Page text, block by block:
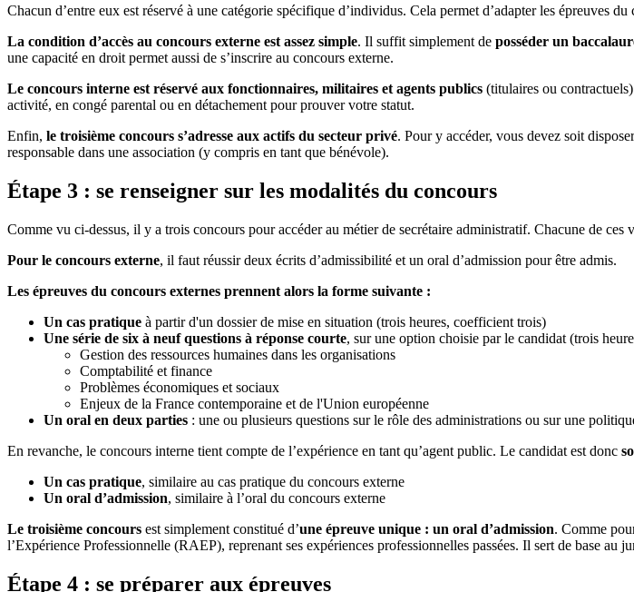
Chacun d’entre eux est réservé à une catégorie spécifique d’individus. Cela permet d’adapter les épreuves du
La condition d’accès au concours externe est assez simple. Il suffit simplement de posséder un
une capacité en droit permet aussi de s’inscrire au concours externe.
Le concours interne est réservé aux fonctionnaires, militaires et agents publics (titulaires ou
activité, en congé parental ou en détachement pour prouver votre statut.
Enfin, le troisième concours s’adresse aux actifs du secteur privé. Pour y accéder, vous devez soit
responsable dans une association (y compris en tant que bénévole).
Étape 3 : se renseigner sur les modalités du concours
Comme vu ci-dessus, il y a trois concours pour accéder au métier de secrétaire administratif. Chacune de ces
Pour le concours externe, il faut réussir deux écrits d’admissibilité et un oral d’admission pour être admis.
Les épreuves du concours externes prennent alors la forme suivante :
Un cas pratique à partir d'un dossier de mise en situation (trois heures, coefficient trois)
Une série de six à neuf questions à réponse courte, sur une option choisie par le candidat (trois
Gestion des ressources humaines dans les organisations
Comptabilité et finance
Problèmes économiques et sociaux
Enjeux de la France contemporaine et de l'Union européenne
Un oral en deux parties : une ou plusieurs questions sur le rôle des administrations ou sur une
En revanche, le concours interne tient compte de l’expérience en tant qu’agent public. Le candidat est donc
Un cas pratique, similaire au cas pratique du concours externe
Un oral d’admission, similaire à l’oral du concours externe
Le troisième concours est simplement constitué d’une épreuve unique : un oral d’admission. Comme
l’Expérience Professionnelle (RAEP), reprenant ses expériences professionnelles passées. Il sert de base au
Étape 4 : se préparer aux épreuves